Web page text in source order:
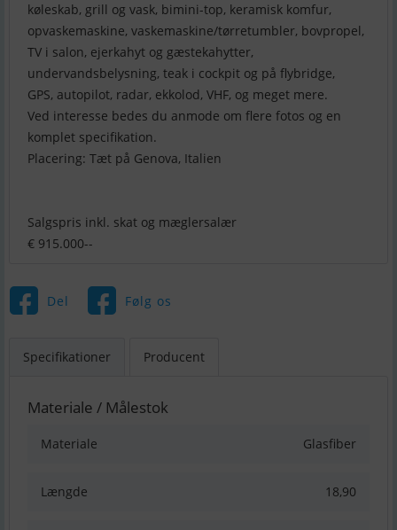
køleskab, grill og vask, bimini-top, keramisk komfur,
opvaskemaskine, vaskemaskine/tørretumbler, bovpropel,
TV i salon, ejerkahyt og gæstekahytter,
undervandsbelysning, teak i cockpit og på flybridge,
GPS, autopilot, radar, ekkolod, VHF, og meget mere.
Ved interesse bedes du anmode om flere fotos og en
komplet specifikation.
Placering: Tæt på Genova, Italien
Salgspris inkl. skat og mæglersalær
€ 915.000--
Del Følg os
Specifikationer Producent
Materiale / Målestok
Materiale Glasfiber
Længde 18,90